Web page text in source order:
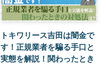
トキワリース吉田は闇金で
す！正規業者を騙る手口と
実態を解説！関わったとき